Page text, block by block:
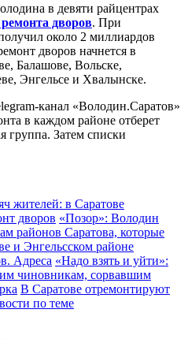
в девяти райцентрах
ремонта дворов. При
около 2 миллиардов
дворов начнется в
Балашове, Вольске,
Энгельсе и Хвалынске.
канал «Володин.Саратов»
в каждом районе отберет
группа. Затем списки
жителей: в Саратове
дворов «Позор»: Володин
районов Саратова, которые
и Энгельсском районе
Адреса «Надо взять и уйти»:
чиновникам, сорвавшим
В Саратове отремонтируют
по теме